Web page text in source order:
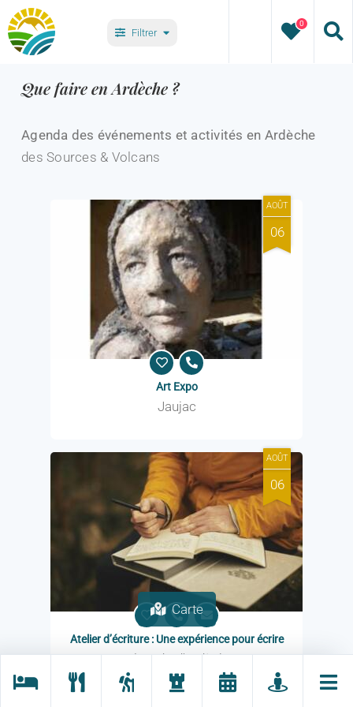
Passer
au
contenu
Filtrer
0
Types
Que faire en Ardèche ?
Agenda des événements et activités en Ardèche
des Sources & Volcans
Art Expo
Jaujac
AOÛT
06
Atelier d’écriture : Une expérience pour écrire
Lalevade-d'Ardèche
AOÛT
06
Carte